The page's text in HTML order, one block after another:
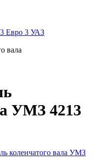
Евро 3 УАЗ
вала
УМЗ 4213